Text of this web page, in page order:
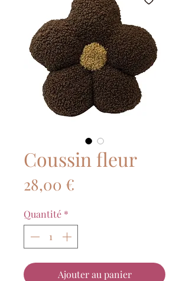
Coussin fleur
28,00 €
Quantité *
Ajouter au panier